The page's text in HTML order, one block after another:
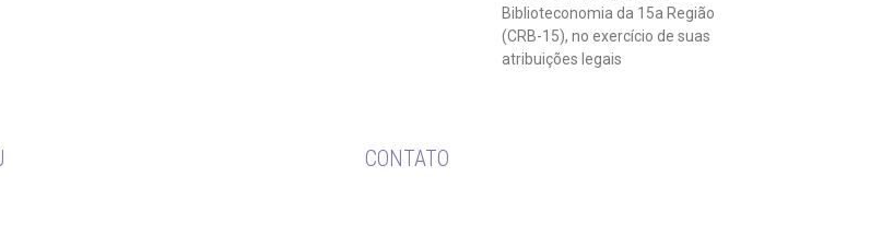
Biblioteconomia da 15a Região
(CRB-15), no exercício de suas
atribuições legais
CONTATO